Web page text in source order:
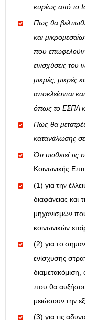
κυρίως από το
Πως θα
και
που
ενισχύσεις
μικρές, μικρές
αποκλείονται
όπως το ΕΣΠΑ
Πώς θα
κατανάλωσης
Ότι υιοθετεί τις
Κοινωνικής
(1) για την
διαφάνειας
μηχανισμών
κοινωνικών
(2) για το
ενίσχυσης
που θα
μειώσουν την
(3) για τις